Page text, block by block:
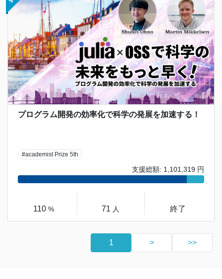
プログラム開発の効率化で科学の発展を加速する！
#academist Prize 5th
支援総額: 1,101,319 円
110% 71 人 終了
1 > >>